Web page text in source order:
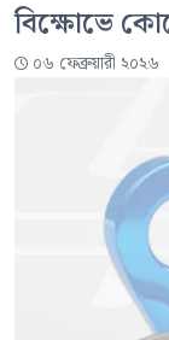
বিক্ষোভে
০৬ ফেব্রুয়ারী ২০২৬